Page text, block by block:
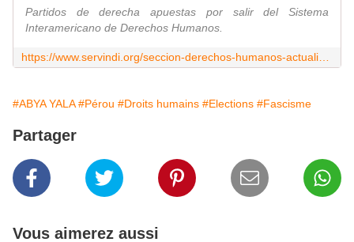
Partidos de derecha apuestas por salir del Sistema
Interamericano de Derechos Humanos.
#ABYA YALA #Pérou #Droits humains #Elections #Fascisme
Partager
Vous aimerez aussi